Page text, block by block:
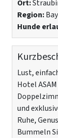
Ort:
Region:
Hunde
Lust,
Hotel
und
Ruhe,
Bummeln